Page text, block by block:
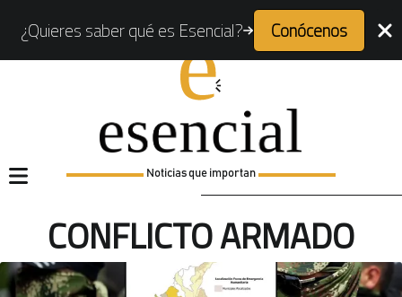
¿Quieres saber qué es Esencial? Conócenos
Noticias que importan
CONFLICTO ARMADO